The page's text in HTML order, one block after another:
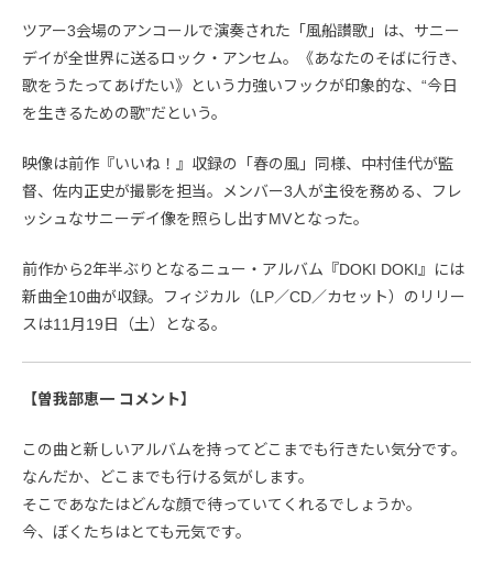
ツアー3会場のアンコールで演奏された「風船讃歌」は、サニー
デイが全世界に送るロック・アンセム。《あなたのそばに行き、
歌をうたってあげたい》という力強いフックが印象的な、“今日
を生きるための歌”だという。
映像は前作『いいね！』収録の「春の風」同様、中村佳代が監
督、佐内正史が撮影を担当。メンバー3人が主役を務める、フレ
ッシュなサニーデイ像を照らし出すMVとなった。
前作から2年半ぶりとなるニュー・アルバム『DOKI DOKI』には
新曲全10曲が収録。フィジカル（LP／CD／カセット）のリリー
スは11月19日（土）となる。
【曽我部恵一 コメント】
この曲と新しいアルバムを持ってどこまでも行きたい気分です。
なんだか、どこまでも行ける気がします。
そこであなたはどんな顔で待っていてくれるでしょうか。
今、ぼくたちはとても元気です。